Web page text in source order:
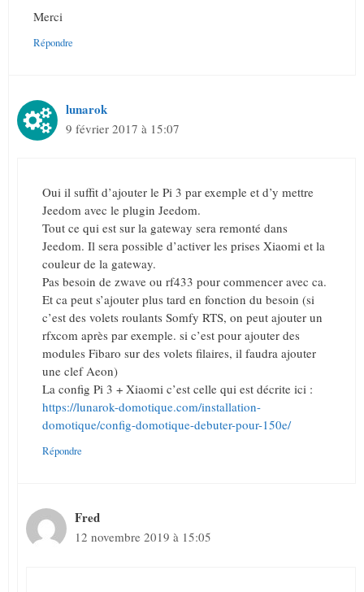
Merci
Répondre
lunarok
9 février 2017 à 15:07
Oui il suffit d’ajouter le Pi 3 par exemple et d’y mettre
Jeedom avec le plugin Jeedom.
Tout ce qui est sur la gateway sera remonté dans
Jeedom. Il sera possible d’activer les prises Xiaomi et la
couleur de la gateway.
Pas besoin de zwave ou rf433 pour commencer avec ca.
Et ca peut s’ajouter plus tard en fonction du besoin (si
c’est des volets roulants Somfy RTS, on peut ajouter un
rfxcom après par exemple. si c’est pour ajouter des
modules Fibaro sur des volets filaires, il faudra ajouter
une clef Aeon)
La config Pi 3 + Xiaomi c’est celle qui est décrite ici :
https://lunarok-domotique.com/installation-
domotique/config-domotique-debuter-pour-150e/
Répondre
Fred
12 novembre 2019 à 15:05